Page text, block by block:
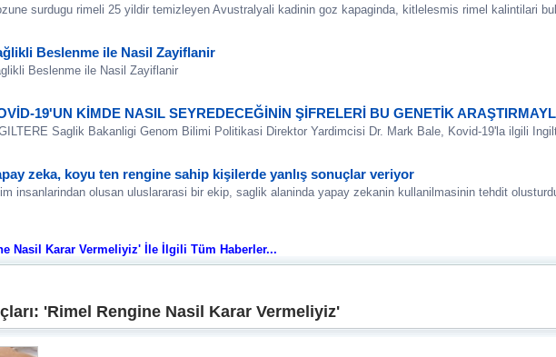
surdugu rimeli 25 yildir temizleyen Avustralyali kadinin goz kapaginda, kitlelesmis rimel kalintilari
Beslenme ile Nasil Zayiflanir
Beslenme ile Nasil Zayiflanir
19'UN KİMDE NASIL SEYREDECEĞİNİN ŞİFRELERİ BU GENETİK
Saglik Bakanligi Genom Bilimi Politikasi Direktor Yardimcisi Dr. Mark Bale, Kovid-19'la ilgili
zeka, koyu ten rengine sahip kişilerde yanlış sonuçlar veriyor
insanlarindan olusan uluslararasi bir ekip, saglik alaninda yapay zekanin kullanilmasinin tehdit
Nasil Karar Vermeliyiz' İle İlgili Tüm Haberler...
'Rimel Rengine Nasil Karar Vermeliyiz'